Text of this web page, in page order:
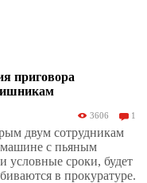
приговора
3606 1
двум сотрудникам
с пьяным
условные сроки, будет
в прокуратуре.